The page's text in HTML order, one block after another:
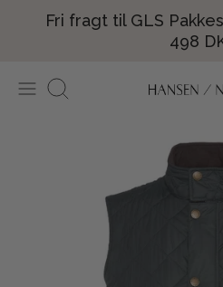
Fri fragt til GLS
498
Søg